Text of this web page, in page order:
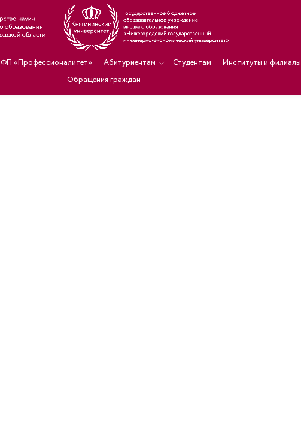
ФП «Профессионалитет» Абитуриентам Студентам Институты и филиалы
Обращения граждан